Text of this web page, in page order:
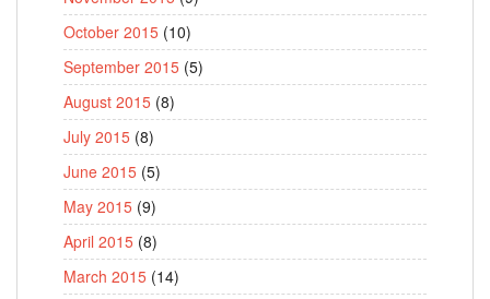
October 2015 (10)
September 2015 (5)
August 2015 (8)
July 2015 (8)
June 2015 (5)
May 2015 (9)
April 2015 (8)
March 2015 (14)